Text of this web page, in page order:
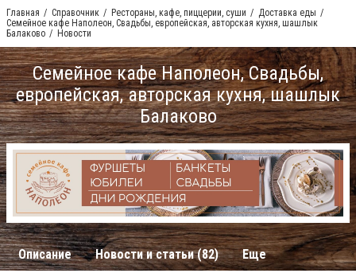
Главная Справочник Рестораны, кафе, пиццерии, суши
Доставка еды
Семейное кафе Наполеон, Свадьбы, европейская, авторская кухня, шашлык
Балаково
Новости
Семейное кафе Наполеон, Свадьбы,
европейская, авторская кухня, шашлык
Балаково
Описание Новости и статьи (82) Еще